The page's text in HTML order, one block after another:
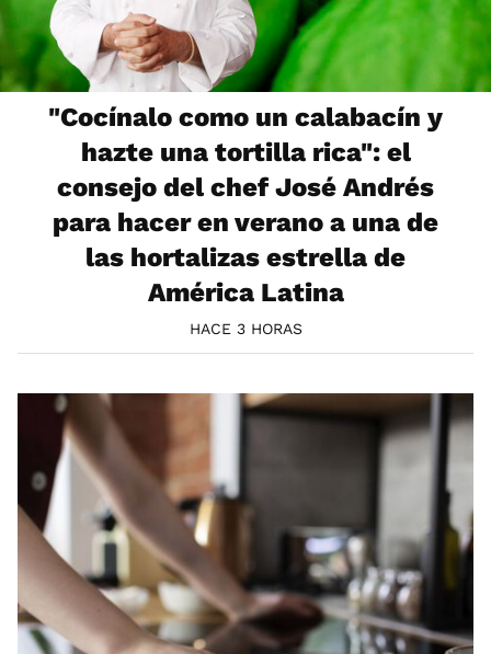
"Cocínalo como un calabacín y
hazte una tortilla rica": el
consejo del chef José Andrés
para hacer en verano a una de
las hortalizas estrella de
América Latina
HACE 3 HORAS